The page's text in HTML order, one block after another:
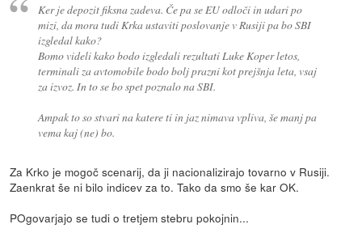
Ker je depozit fiksna zadeva. Če pa se EU odloči in udari po
mizi, da mora tudi Krka ustaviti poslovanje v Rusiji pa bo SBI
izgledal kako?
Bomo videli kako bodo izgledali rezultati Luke Koper letos,
terminali za avtomobile bodo bolj prazni kot prejšnja leta, vsaj
za izvoz. In to se bo spet poznalo na SBI.
Ampak to so stvari na katere ti in jaz nimava vpliva, še manj pa
vema kaj (ne) bo.
Za Krko je mogoč scenarij, da ji nacionalizirajo tovarno v Rusiji.
Zaenkrat še ni bilo indicev za to. Tako da smo še kar OK.
POgovarjajo se tudi o tretjem stebru pokojnin...